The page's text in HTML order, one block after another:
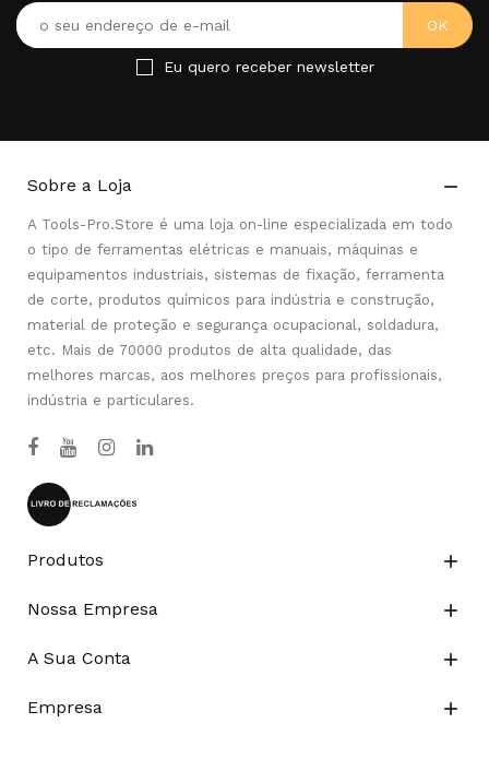
Eu quero receber newsletter
Sobre a Loja 
A Tools-Pro.Store é uma loja on-line especializada em todo
o tipo de ferramentas elétricas e manuais, máquinas e
equipamentos industriais, sistemas de fixação, ferramenta
de corte, produtos químicos para indústria e construção,
material de proteção e segurança ocupacional, soldadura,
etc. Mais de 70000 produtos de alta qualidade, das
melhores marcas, aos melhores preços para profissionais,
indústria e particulares.
Produtos 
Nossa Empresa 
A Sua Conta 
Empresa 